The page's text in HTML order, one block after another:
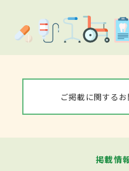
ご掲載に関する
掲載情